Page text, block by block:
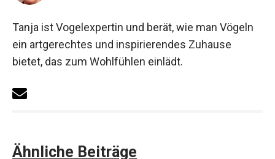
Tanja ist Vogelexpertin und berät, wie man Vögeln
ein artgerechtes und inspirierendes Zuhause
bietet, das zum Wohlfühlen einlädt.
Ähnliche Beiträge